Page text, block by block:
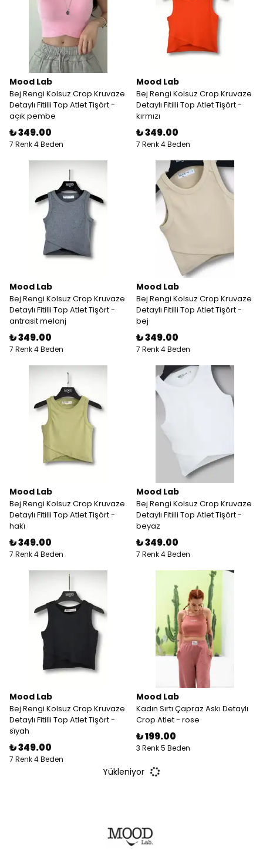
Mood Lab
Bej Rengi Kolsuz Crop Kruvaze
Detaylı Fitilli Top Atlet Tişört -
açık pembe
₺ 349.00
7 Renk 4 Beden
Mood Lab
Bej Rengi Kolsuz Crop Kruvaze
Detaylı Fitilli Top Atlet Tişört -
kırmızı
₺ 349.00
7 Renk 4 Beden
Mood Lab
Bej Rengi Kolsuz Crop Kruvaze
Detaylı Fitilli Top Atlet Tişört -
antrasit melanj
₺ 349.00
7 Renk 4 Beden
Mood Lab
Bej Rengi Kolsuz Crop Kruvaze
Detaylı Fitilli Top Atlet Tişört -
bej
₺ 349.00
7 Renk 4 Beden
Mood Lab
Bej Rengi Kolsuz Crop Kruvaze
Detaylı Fitilli Top Atlet Tişört -
haki̇
₺ 349.00
7 Renk 4 Beden
Mood Lab
Bej Rengi Kolsuz Crop Kruvaze
Detaylı Fitilli Top Atlet Tişört -
beyaz
₺ 349.00
7 Renk 4 Beden
Mood Lab
Bej Rengi Kolsuz Crop Kruvaze
Detaylı Fitilli Top Atlet Tişört -
si̇yah
₺ 349.00
7 Renk 4 Beden
Mood Lab
Kadın Sırtı Çapraz Askı Detaylı
Crop Atlet - rose
₺ 199.00
3 Renk 5 Beden
Yükleniyor